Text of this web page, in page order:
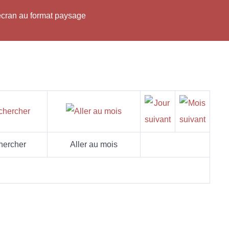
au format paysage
Aller au mois